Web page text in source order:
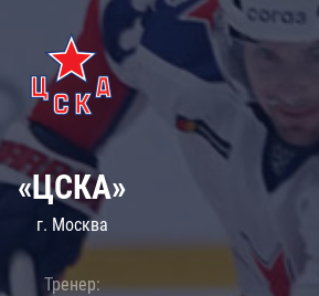
«ЦСКА»
г. Москва
Тренер: